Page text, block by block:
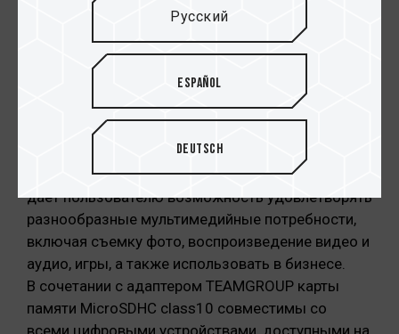
В связи с ростом потребности в большем
объеме памяти для цифровых устройств
компания TEAMGROUP выпустила карту памяти
microSDHC Class 10 с увеличенным объемом
памяти. Карты памяти MicroSDHC Class 10
совместимы с SD 2.0 и файловой системой
FAT32, а также обеспечивают минимальную
скорость передачи данных свыше 6 МБ/с, что
дает пользователю возможность удовлетворять
разнообразные мультимедийные потребности,
включая съемку фото, воспроизведение видео и
аудио, игры, а также использовать в бизнесе.
В сочетании с адаптером TEAMGROUP карты
памяти МicroSDHC class10 совместимы со
всеми цифровыми устройствами, доступными на
Русский
Español
Deutsch